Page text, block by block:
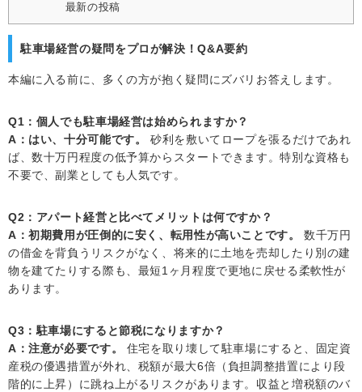
最新の投稿
駐車場経営の疑問をプロが解決！Q&A要約
本編に入る前に、多くの方が抱く疑問にズバリお答えします。
Q1：個人でも駐車場経営は始められますか？
A：はい、十分可能です。
砂利を敷いてロープを張るだけであれ
ば、数十万円程度の低予算からスタートできます。特別な資格も
不要で、副業としても人気です。
Q2：アパート経営と比べてメリットは何ですか？
A：初期費用が圧倒的に安く、転用性が高いことです。
数千万円
の借金を背負うリスクがなく、将来的に土地を売却したり別の建
物を建てたりする際も、最短1ヶ月程度で更地に戻せる柔軟性が
あります。
Q3：駐車場にすると節税になりますか？
A：注意が必要です。
住宅を取り壊して駐車場にすると、固定資
産税の優遇措置が外れ、税額が最大6倍（負担調整措置により段
階的に上昇）に跳ね上がるリスクがあります。収益と増税額のバ